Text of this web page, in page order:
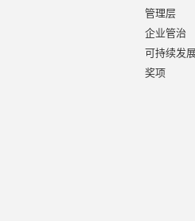
管理层
企业管治
可持续发
奖项